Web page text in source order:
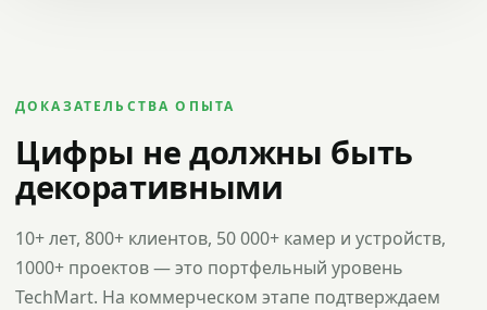
ДОКАЗАТЕЛЬСТВА ОПЫТА
Цифры не должны быть
декоративными
10+ лет, 800+ клиентов, 50 000+ камер и устройств,
1000+ проектов — это портфельный уровень
TechMart. На коммерческом этапе подтверждаем